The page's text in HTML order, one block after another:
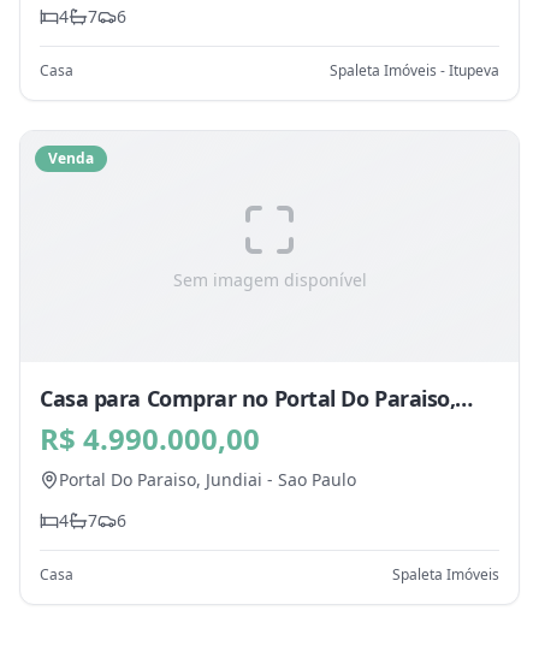
4
7 6
Casa Spaleta Imóveis - Itupeva
Sem imagem disponível
Venda
Casa para Comprar no Portal Do Paraiso,
Jundiai - SP
R$ 4.990.000,00
Portal Do Paraiso, Jundiai - Sao Paulo
4
7 6
Casa Spaleta Imóveis